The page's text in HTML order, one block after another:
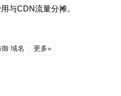
与CDN流量分摊。
域名 更多»